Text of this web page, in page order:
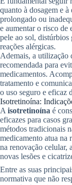
quanto à dosagem e
prolongado ou
e aumentar o risco de
pele ao sol, distúrbios
reações alérgicas.
Ademais, a utilização
recomendada para
medicamentos.
tratamento e
o uso seguro e eficaz
Isotretinoína:
A isotretinoína é
eficazes para casos
métodos tradicionais
medicamento atua na
na renovação celular,
novas lesões e
Entre as suas
normativa que não